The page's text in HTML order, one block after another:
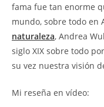
fama fue tan enorme
mundo, sobre todo en
naturaleza, Andrea
siglo XIX sobre todo
su vez nuestra visión
Mi reseña en vídeo: